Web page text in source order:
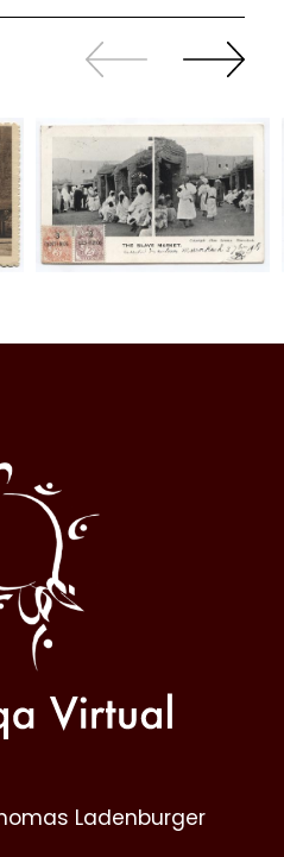
Zurück
sliden
Weiter
sliden
Ladenburger